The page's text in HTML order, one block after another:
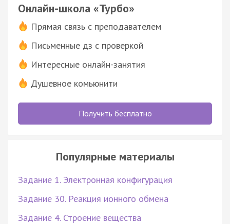
Онлайн-школа «Турбо»
Прямая связь с преподавателем
Письменные дз с проверкой
Интересные онлайн-занятия
Душевное комьюнити
Получить бесплатно
Популярные материалы
Задание 1. Электронная конфигурация
Задание 30. Реакция ионного обмена
Задание 4. Строение вещества